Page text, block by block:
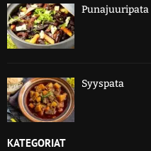
Punajuuripata
Syyspata
KATEGORIAT